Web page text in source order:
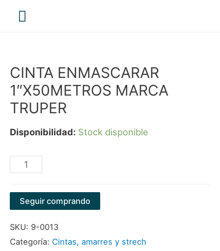
Menú
CINTA ENMASCARAR
1″X50METROS MARCA
TRUPER
Disponibilidad: Stock disponible
CINTA
1"X50METROS
MARCA
TRUPER
cantidad
Seguir comprando
SKU: 9-0013
Categoría: Cintas, amarres y strech